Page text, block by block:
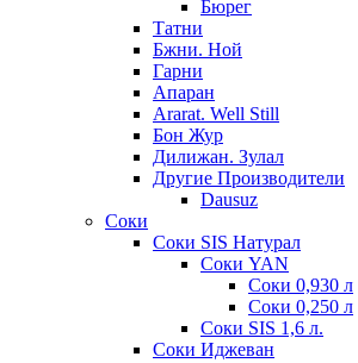
Бюрег
Татни
Бжни. Ной
Гарни
Апаран
Ararat. Well Still
Бон Жур
Дилижан. Зулал
Другие Производители
Dausuz
Соки
Соки SIS Натурал
Соки YAN
Соки 0,930 л
Соки 0,250 л
Соки SIS 1,6 л.
Соки Иджеван